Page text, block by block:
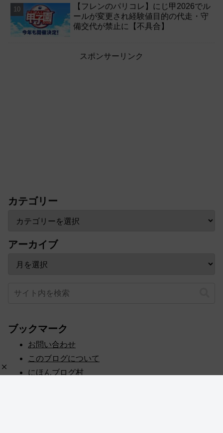
【フレンのパリコレ】にじ甲2026でル
ールが変更され経験値目的の代走・守
備交代が禁止に【不具合】
スポンサーリンク
カテゴリー
アーカイブ
ブックマーク
お問い合わせ
このブログについて
にほんブログ村